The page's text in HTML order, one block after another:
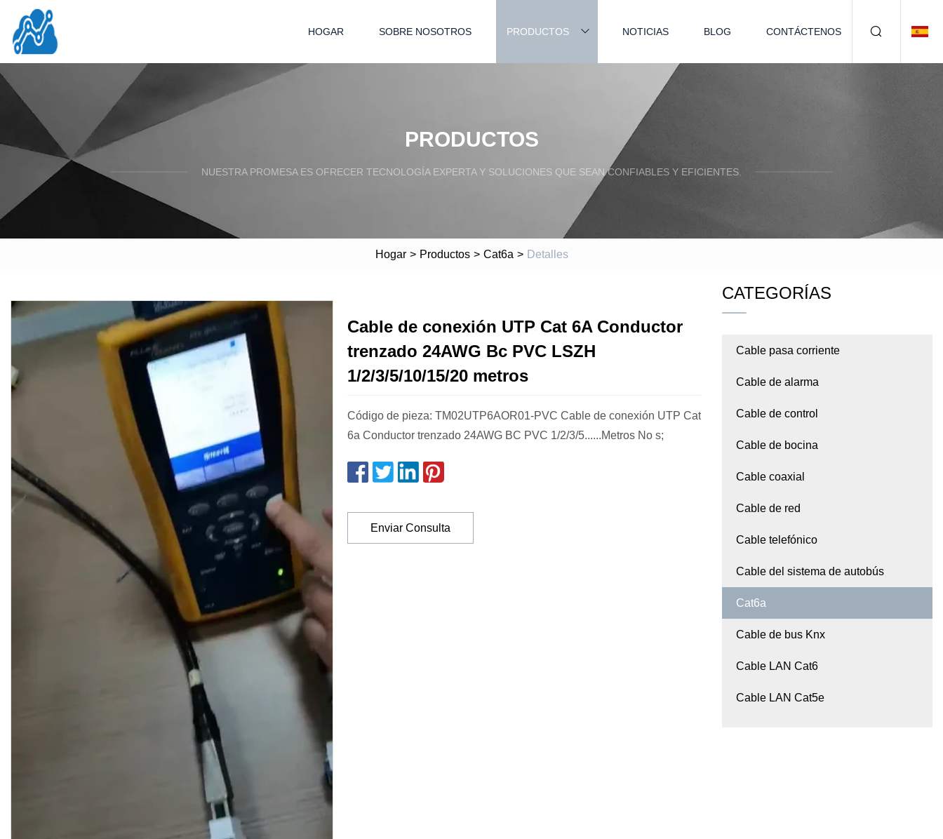
HOGAR SOBRE NOSOTROS PRODUCTOS NOTICIAS BLOG CONTÁCTENOS
PRODUCTOS
NUESTRA PROMESA ES OFRECER TECNOLOGÍA EXPERTA Y SOLUCIONES QUE SEAN CONFIABLES Y EFICIENTES.
Hogar > Productos > Cat6a > Detalles
Cable de conexión UTP Cat 6A Conductor
trenzado 24AWG Bc PVC LSZH
1/2/3/5/10/15/20 metros
Código de pieza: TM02UTP6AOR01-PVC Cable de conexión UTP Cat
6a Conductor trenzado 24AWG BC PVC 1/2/3/5......Metros No s;
Enviar Consulta
CATEGORÍAS
Cable pasa corriente
Cable de alarma
Cable de control
Cable de bocina
Cable coaxial
Cable de red
Cable telefónico
Cable del sistema de autobús
Cat6a
Cable de bus Knx
Cable LAN Cat6
Cable LAN Cat5e